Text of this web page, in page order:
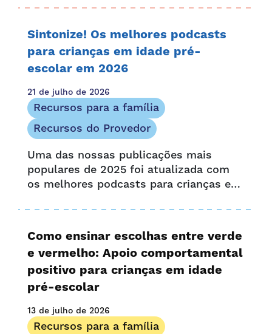
deficiência enfrentam. É também uma
oportunidade de celebrar e acolher...
Sintonize! Os melhores podcasts
para crianças em idade pré-
escolar em 2026
21 de julho de 2026
Recursos para a família
Recursos do Provedor
Uma das nossas publicações mais
populares de 2025 foi atualizada com
os melhores podcasts para crianças em
opções premiadas. Seja no carro, antes
de dormir ou enquanto...
Como ensinar escolhas entre verde
e vermelho: Apoio comportamental
positivo para crianças em idade
pré-escolar
13 de julho de 2026
Recursos para a família